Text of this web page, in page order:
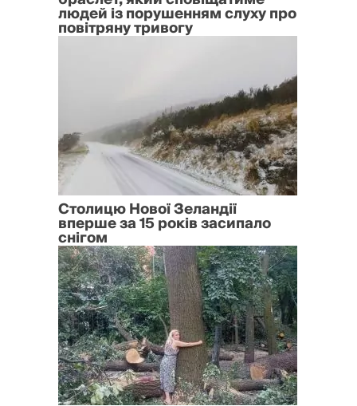
людей із порушенням слуху про
повітряну тривогу
Столицю Нової Зеландії
вперше за 15 років засипало
снігом